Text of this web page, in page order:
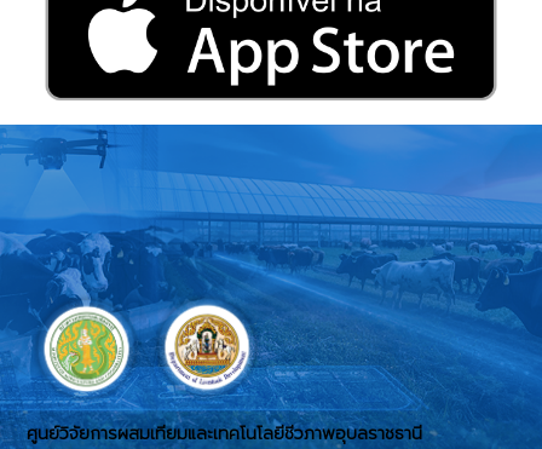
ศูนย์วิจัยการผสมเทียมและเทคโนโลยีชีวภาพอุบลราชธานี